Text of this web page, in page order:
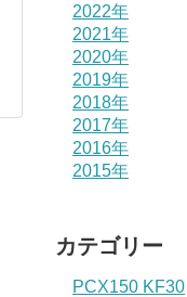
2022年
2021年
2020年
2019年
2018年
2017年
2016年
2015年
カテゴリー
PCX150 KF30